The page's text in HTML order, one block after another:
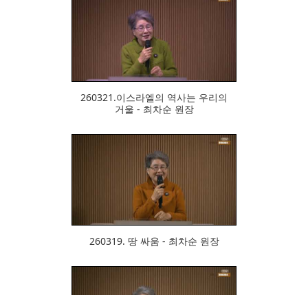
260321.이스라엘의 역사는 우리의
거울 - 최차순 원장
260319. 땅 싸움 - 최차순 원장